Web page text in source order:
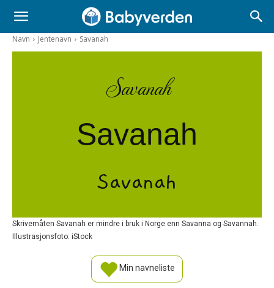
Navn Jentenavn Savanah
Savanah
Savanah
Savanah
Skrivemåten Savanah er mindre i bruk i Norge enn Savanna og Savannah.
Illustrasjonsfoto: iStock
Min navneliste